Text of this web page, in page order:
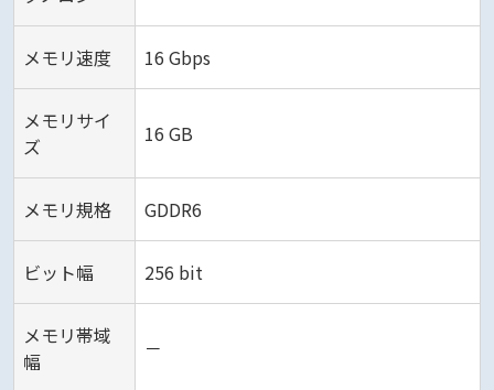
メモリ速度 16 Gbps
メモリサイ
ズ
16 GB
メモリ規格 GDDR6
ビット幅 256 bit
メモリ帯域
幅
－